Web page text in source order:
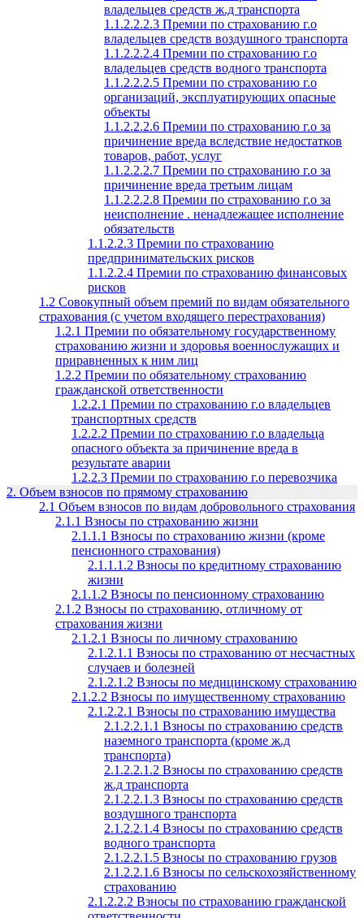
владельцев средств ж.д транспорта
1.1.2.2.2.3 Премии по страхованию г.о
владельцев средств воздушного транспорта
1.1.2.2.2.4 Премии по страхованию г.о
владельцев средств водного транспорта
1.1.2.2.2.5 Премии по страхованию г.о
организаций, эксплуатирующих опасные
объекты
1.1.2.2.2.6 Премии по страхованию г.о за
причинение вреда вследствие недостатков
товаров, работ, услуг
1.1.2.2.2.7 Премии по страхованию г.о за
причинение вреда третьим лицам
1.1.2.2.2.8 Премии по страхованию г.о за
неисполнение . ненадлежащее исполнение
обязательств
1.1.2.2.3 Премии по страхованию
предпринимательских рисков
1.1.2.2.4 Премии по страхованию финансовых
рисков
1.2 Совокупный объем премий по видам обязательного
страхования (с учетом входящего перестрахования)
1.2.1 Премии по обязательному государственному
страхованию жизни и здоровья военнослужащих и
приравненных к ним лиц
1.2.2 Премии по обязательному страхованию
гражданской ответственности
1.2.2.1 Премии по страхованию г.о владельцев
транспортных средств
1.2.2.2 Премии по страхованию г.о владельца
опасного объекта за причинение вреда в
результате аварии
1.2.2.3 Премии по страхованию г.о перевозчика
2. Объем взносов по прямому страхованию
2.1 Объем взносов по видам добровольного страхования
2.1.1 Взносы по страхованию жизни
2.1.1.1 Взносы по страхованию жизни (кроме
пенсионного страхования)
2.1.1.1.2 Взносы по кредитному страхованию
жизни
2.1.1.2 Взносы по пенсионному страхованию
2.1.2 Взносы по страхованию, отличному от
страхования жизни
2.1.2.1 Взносы по личному страхованию
2.1.2.1.1 Взносы по страхованию от несчастных
случаев и болезней
2.1.2.1.2 Взносы по медицинскому страхованию
2.1.2.2 Взносы по имущественному страхованию
2.1.2.2.1 Взносы по страхованию имущества
2.1.2.2.1.1 Взносы по страхованию средств
наземного транспорта (кроме ж.д
транспорта)
2.1.2.2.1.2 Взносы по страхованию средств
ж.д транспорта
2.1.2.2.1.3 Взносы по страхованию средств
воздушного транспорта
2.1.2.2.1.4 Взносы по страхованию средств
водного транспорта
2.1.2.2.1.5 Взносы по страхованию грузов
2.1.2.2.1.6 Взносы по сельскохозяйственному
страхованию
2.1.2.2.2 Взносы по страхованию гражданской